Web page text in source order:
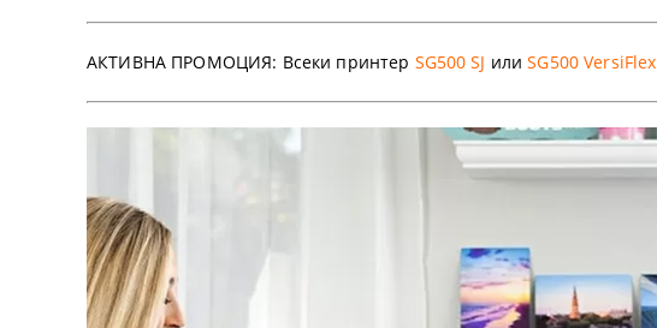
Софтуери
АКТИВНА ПРОМОЦИЯ: Всеки принтер SG500 SJ илиSG500 VersiFlex